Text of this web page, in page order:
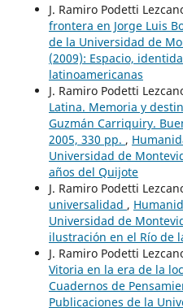
J. Ramiro Podetti
frontera en Jorge Luis
de la Universidad de
(2009): Espacio,
latinoamericanas
J. Ramiro Podetti
Latina. Memoria y
Guzmán Carriquiry.
2005, 330 pp. ,
Universidad de
años del Quijote
J. Ramiro Podetti
universalidad ,
Universidad de
ilustración en el Río de
J. Ramiro Podetti
Vitoria en la era de la
Cuadernos de
Publicaciones de la